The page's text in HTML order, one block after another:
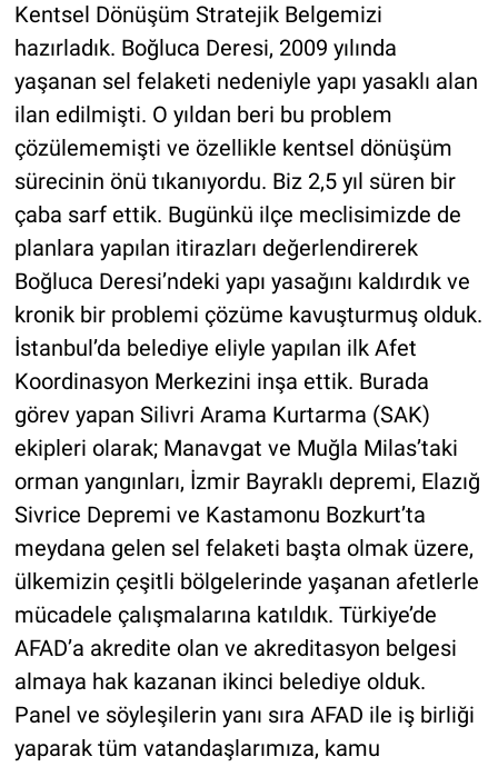
Kentsel Dönüşüm Stratejik Belgemizi
hazırladık. Boğluca Deresi, 2009 yılında
yaşanan sel felaketi nedeniyle yapı yasaklı alan
ilan edilmişti. O yıldan beri bu problem
çözülememişti ve özellikle kentsel dönüşüm
sürecinin önü tıkanıyordu. Biz 2,5 yıl süren bir
çaba sarf ettik. Bugünkü ilçe meclisimizde de
planlara yapılan itirazları değerlendirerek
Boğluca Deresi’ndeki yapı yasağını kaldırdık ve
kronik bir problemi çözüme kavuşturmuş olduk.
İstanbul’da belediye eliyle yapılan ilk Afet
Koordinasyon Merkezini inşa ettik. Burada
görev yapan Silivri Arama Kurtarma (SAK)
ekipleri olarak; Manavgat ve Muğla Milas’taki
orman yangınları, İzmir Bayraklı depremi, Elazığ
Sivrice Depremi ve Kastamonu Bozkurt’ta
meydana gelen sel felaketi başta olmak üzere,
ülkemizin çeşitli bölgelerinde yaşanan afetlerle
mücadele çalışmalarına katıldık. Türkiye’de
AFAD’a akredite olan ve akreditasyon belgesi
almaya hak kazanan ikinci belediye olduk.
Panel ve söyleşilerin yanı sıra AFAD ile iş birliği
yaparak tüm vatandaşlarımıza, kamu